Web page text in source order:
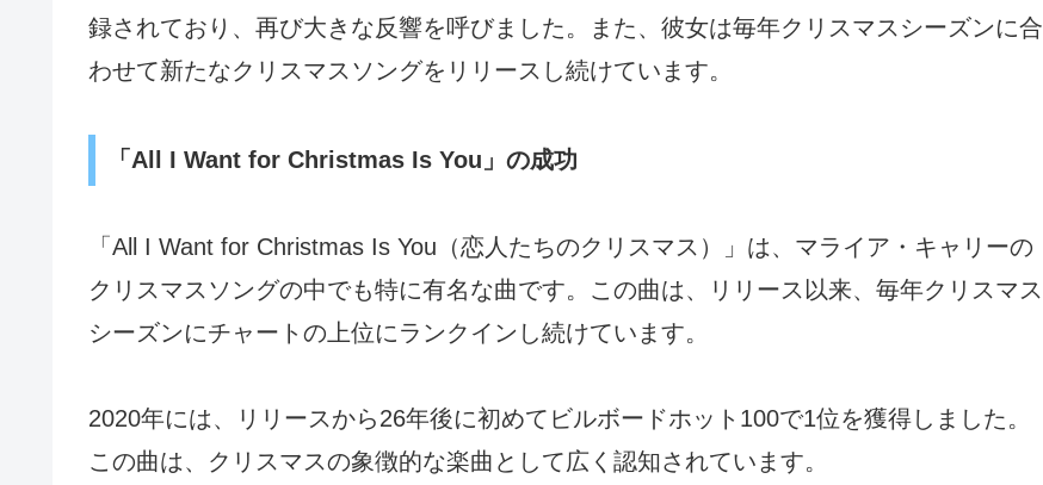
録されており、再び大きな反響を呼びました。また、彼女は毎年クリスマスシーズンに合
わせて新たなクリスマスソングをリリースし続けています。
「All I Want for Christmas Is You」の成功
「All I Want for Christmas Is You（恋人たちのクリスマス）」は、マライア・キャリーの
クリスマスソングの中でも特に有名な曲です。この曲は、リリース以来、毎年クリスマス
シーズンにチャートの上位にランクインし続けています。
2020年には、リリースから26年後に初めてビルボードホット100で1位を獲得しました。
この曲は、クリスマスの象徴的な楽曲として広く認知されています。